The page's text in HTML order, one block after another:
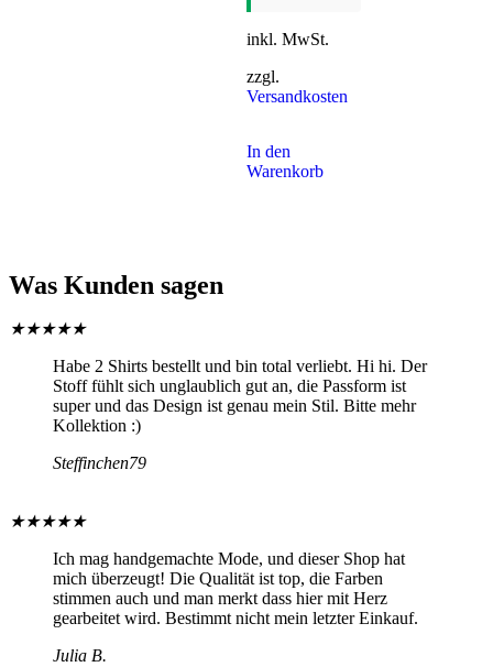
inkl. MwSt.
zzgl.
Versandkosten
In den
Warenkorb
Was Kunden sagen
★★★★★
Habe 2 Shirts bestellt und bin total verliebt. Hi hi. Der
Stoff fühlt sich unglaublich gut an, die Passform ist
super und das Design ist genau mein Stil. Bitte mehr
Kollektion :)
Steffinchen79
★★★★★
Ich mag handgemachte Mode, und dieser Shop hat
mich überzeugt! Die Qualität ist top, die Farben
stimmen auch und man merkt dass hier mit Herz
gearbeitet wird. Bestimmt nicht mein letzter Einkauf.
Julia B.